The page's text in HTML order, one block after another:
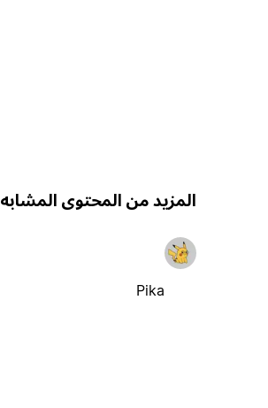
المزيد من المحتوى المشابه
Pika